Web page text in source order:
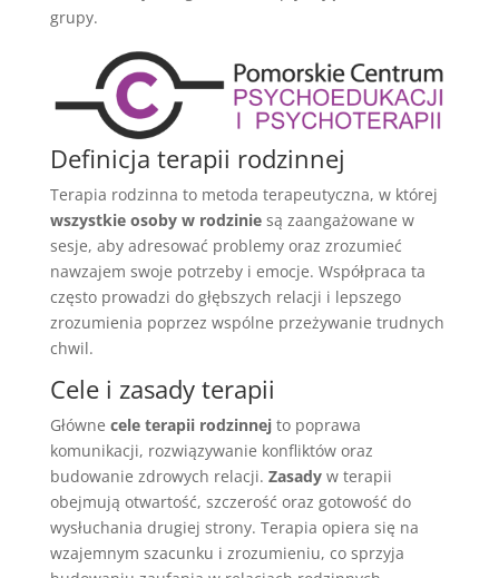
grupy.
Definicja terapii rodzinnej
Terapia rodzinna to metoda terapeutyczna, w której
wszystkie osoby w rodziniesą zaangażowane w
sesje, aby adresować problemy oraz zrozumieć
nawzajem swoje potrzeby i emocje. Współpraca ta
często prowadzi do głębszych relacji i lepszego
zrozumienia poprzez wspólne przeżywanie trudnych
chwil.
Cele i zasady terapii
Główne cele terapii rodzinnejto poprawa
komunikacji, rozwiązywanie konfliktów oraz
budowanie zdrowych relacji. Zasadyw terapii
obejmują otwartość, szczerość oraz gotowość do
wysłuchania drugiej strony. Terapia opiera się na
wzajemnym szacunku i zrozumieniu, co sprzyja